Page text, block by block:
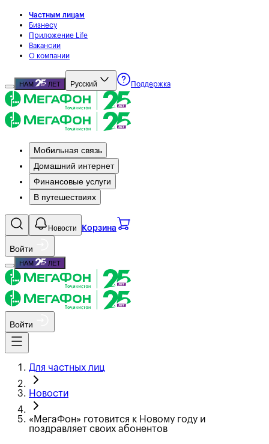
Частным лицам
Бизнесу
Приложение Life
Вакансии
О компании
НАМ ЛЕТ Русский Поддержка
Мобильная связь
Домашний интернет
Финансовые услуги
В путешествиях
Новости Корзина
Войти
НАМ ЛЕТ
Войти
Для частных лиц
Новости
«МегаФон» готовится к Новому году и
поздравляет своих абонентов